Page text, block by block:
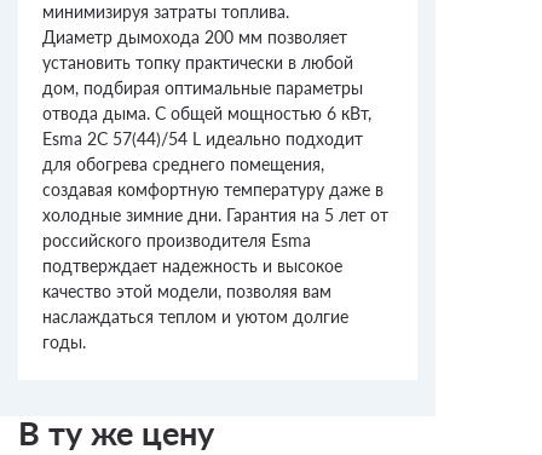
минимизируя затраты топлива.
Диаметр дымохода 200 мм позволяет
установить топку практически в любой
дом, подбирая оптимальные параметры
отвода дыма. С общей мощностью 6 кВт,
Esma 2С 57(44)/54 L идеально подходит
для обогрева среднего помещения,
создавая комфортную температуру даже в
холодные зимние дни. Гарантия на 5 лет от
российского производителя Esma
подтверждает надежность и высокое
качество этой модели, позволяя вам
наслаждаться теплом и уютом долгие
годы.
В ту же цену